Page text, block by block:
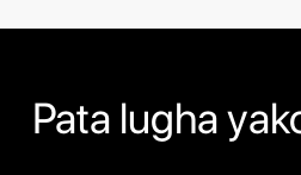
Pata lugha